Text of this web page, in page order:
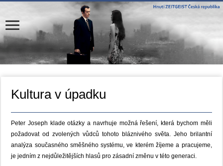
Kultura v úpadku
Peter Joseph klade otázky a navrhuje možná řešení, která bychom měli
požadovat od zvolených vůdců tohoto bláznivého světa. Jeho brilantní
analýza současného směšného systému, ve kterém žíjeme a pracujeme,
je jedním z nejdůležitějších hlasů pro zásadní změnu v této generaci.